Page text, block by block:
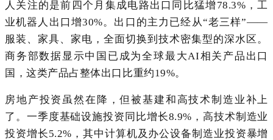
人关注的是前四个月集成电路出口同比猛增78.3%，工
业机器人出口增30%。出口的主力已经从“老三样”——
服装、家具、家电，全面切换到技术密集型的深水区。
商务部数据显示中国已成为全球最大AI相关产品出口
国，这类产品占整体出口比重约19%。
房地产投资虽然在降，但被基建和高技术制造业补上
了。一季度基础设施投资同比增长8.9%，高技术制造业
投资增长5.2%，其中计算机及办公设备制造业投资暴增